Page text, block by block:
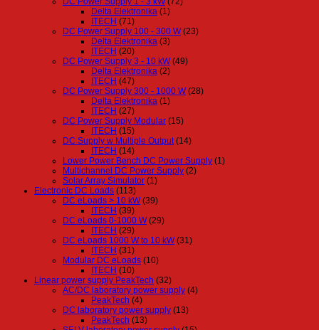
Delta Elektronika (1)
ITECH (71)
DC Power Supply 100 - 300 W (23)
Delta Elektronika (3)
ITECH (20)
DC Power Supply 3 - 10 kW (49)
Delta Elektronika (2)
ITECH (47)
DC Power Supply 300 - 1000 W (28)
Delta Elektronika (1)
ITECH (27)
DC Power Supply Modular (15)
ITECH (15)
DC Supply w Multiple Output (14)
ITECH (14)
Lower Power Bench DC Power Supply (1)
Multichannel DC Power Supply (2)
Solar Array Simulator (1)
Electronic DC Loads (113)
DC eLoads > 10 kW (39)
ITECH (39)
DC eLoads 0-1000 W (29)
ITECH (29)
DC eLoads 1000 W to 10 kW (31)
ITECH (31)
Modular DC eLoads (10)
ITECH (10)
Linear power supply PeakTech (32)
AC/DC laboratory power supply (4)
PeakTech (4)
DC laboratory power supply (13)
PeakTech (13)